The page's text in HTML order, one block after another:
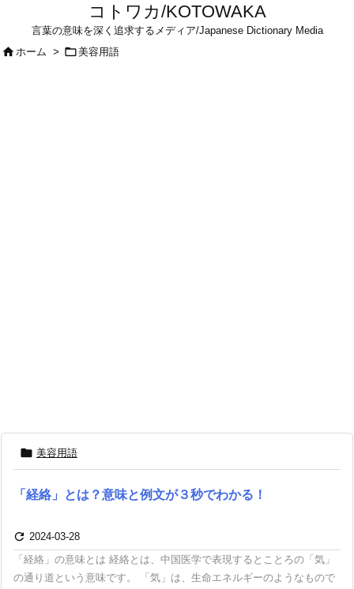
コトワカ/KOTOWAKA
言葉の意味を深く追求するメディア/Japanese Dictionary Media
ホーム > 美容用語
 美容用語
「経絡」とは？意味と例文が３秒でわかる！
 2024-03-28
「経絡」の意味とは 経絡とは、中国医学で表現するとことろの「気」
の通り道という意味です。 「気」は、生命エネルギーのようなもので